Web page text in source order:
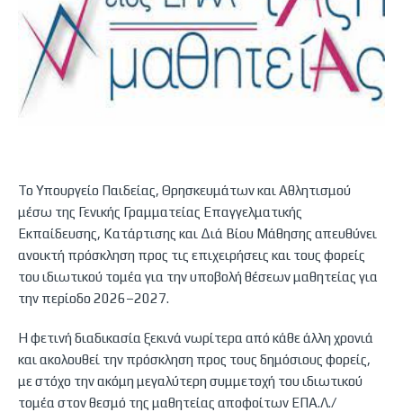
Το Υπουργείο Παιδείας, Θρησκευμάτων και Αθλητισμού
μέσω της Γενικής Γραμματείας Επαγγελματικής
Εκπαίδευσης, Κατάρτισης και Διά Βίου Μάθησης απευθύνει
ανοικτή πρόσκληση προς τις επιχειρήσεις και τους φορείς
του ιδιωτικού τομέα για την υποβολή θέσεων μαθητείας για
την περίοδο 2026–2027.
Η φετινή διαδικασία ξεκινά νωρίτερα από κάθε άλλη χρονιά
και ακολουθεί την πρόσκληση προς τους δημόσιους φορείς,
με στόχο την ακόμη μεγαλύτερη συμμετοχή του ιδιωτικού
τομέα στον θεσμό της μαθητείας αποφοίτων ΕΠΑ.Λ./